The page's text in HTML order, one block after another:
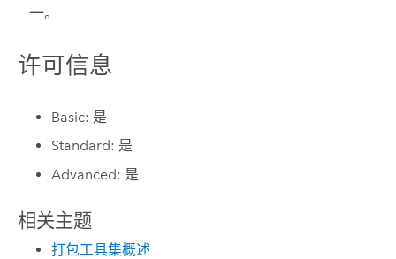
一。
许可信息
Basic: 是
Standard: 是
Advanced: 是
相关主题
打包工具集概述